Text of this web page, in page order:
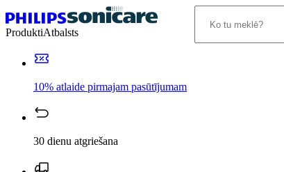
ProduktiAtbalsts
10% atlaide pirmajam pasūtījumam
30 dienu atgriešana